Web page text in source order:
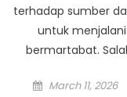
terhadap sumber
untuk
bermartabat.
Posted
March 11, 2026